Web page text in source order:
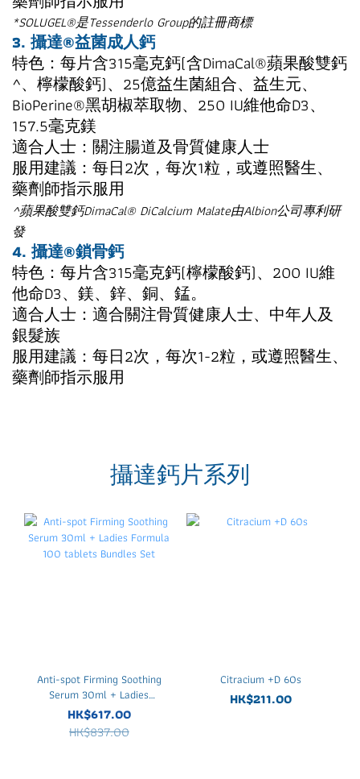
*SOLUGEL®是Tessenderlo Group的註冊商標
3. 攝達®益菌成人鈣
特色：每片含315毫克鈣(含DimaCal®蘋果酸雙鈣
^、檸檬酸鈣)、25億益生菌組合、益生元、
BioPerine®黑胡椒萃取物、250 IU維他命D3、
157.5毫克鎂
適合人士：關注腸道及骨質健康人士
服用建議：每日2次，每次1粒，或遵照醫生、
藥劑師指示服用
^蘋果酸雙鈣DimaCal® DiCalcium Malate由Albion公司專利研
發
4. 攝達®鎖骨鈣
特色：每片含315毫克鈣(檸檬酸鈣)、200 IU維
他命D3、鎂、鋅、銅、錳。
適合人士：適合關注骨質健康人士、中年人及
銀髮族
服用建議：每日2次，每次1-2粒，或遵照醫生、
藥劑師指示服用
攝達鈣片系列
Anti-spot Firming Soothing
Serum 30ml + Ladies
Formula 100 tablets
Bundles Set
HK$617.00
HK$837.00
Citracium +D 60s
HK$211.00